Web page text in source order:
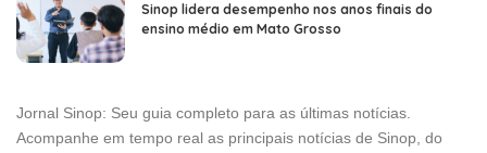
Sinop lidera desempenho nos anos finais do
ensino médio em Mato Grosso
Jornal Sinop: Seu guia completo para as últimas notícias.
Acompanhe em tempo real as principais notícias de Sinop, do